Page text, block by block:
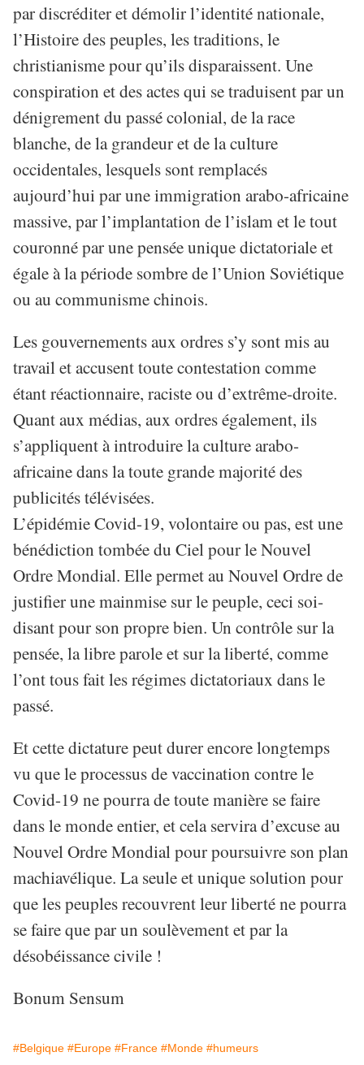
par discréditer et démolir l’identité nationale,
l’Histoire des peuples, les traditions, le
christianisme pour qu’ils disparaissent. Une
conspiration et des actes qui se traduisent par un
dénigrement du passé colonial, de la race
blanche, de la grandeur et de la culture
occidentales, lesquels sont remplacés
aujourd’hui par une immigration arabo-africaine
massive, par l’implantation de l’islam et le tout
couronné par une pensée unique dictatoriale et
égale à la période sombre de l’Union Soviétique
ou au communisme chinois.
Les gouvernements aux ordres s’y sont mis au
travail et accusent toute contestation comme
étant réactionnaire, raciste ou d’extrême-droite.
Quant aux médias, aux ordres également, ils
s’appliquent à introduire la culture arabo-
africaine dans la toute grande majorité des
publicités télévisées.
L’épidémie Covid-19, volontaire ou pas, est une
bénédiction tombée du Ciel pour le Nouvel
Ordre Mondial. Elle permet au Nouvel Ordre de
justifier une mainmise sur le peuple, ceci soi-
disant pour son propre bien. Un contrôle sur la
pensée, la libre parole et sur la liberté, comme
l’ont tous fait les régimes dictatoriaux dans le
passé.
Et cette dictature peut durer encore longtemps
vu que le processus de vaccination contre le
Covid-19 ne pourra de toute manière se faire
dans le monde entier, et cela servira d’excuse au
Nouvel Ordre Mondial pour poursuivre son plan
machiavélique. La seule et unique solution pour
que les peuples recouvrent leur liberté ne pourra
se faire que par un soulèvement et par la
désobéissance civile !
Bonum Sensum
#Belgique #Europe #France #Monde #humeurs